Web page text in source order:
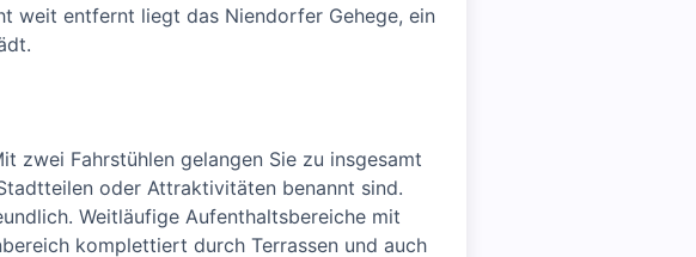
weit entfernt liegt das Niendorfer Gehege, ein
zwei Fahrstühlen gelangen Sie zu insgesamt
oder Attraktivitäten benannt sind.
Weitläufige Aufenthaltsbereiche mit
komplettiert durch Terrassen und auch